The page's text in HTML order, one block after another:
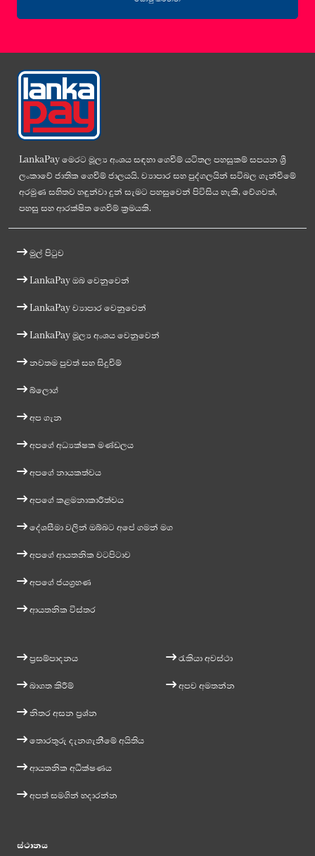
LankaPay මෙරට මූල්‍ය අංශය සඳහා ගෙවීම් යටිතල පහසුකම් සපයන ශ්‍රී
ලංකාවේ ජාතික ගෙවීම් ජාලයයි. ව්‍යාපාර සහ පුද්ගලයින් සවිබල ගැන්වීමේ
අරමුණ සහිතව හඳුන්වා දුන් සැමට පහසුවෙන් පිවිසිය හැකි, වේගවත්,
පහසු සහ ආරක්ෂිත ගෙවීම් ක්‍රමයකි.
මුල් පිටුව
LankaPay ඔබ වෙනුවෙන්
LankaPay ව්‍යාපාර වෙනුවෙන්
LankaPay මූල්‍ය අංශය වෙනුවෙන්
නවතම පුවත් සහ සිදුවීම්
බ්ලොග්
අප ගැන
අපගේ අධ්‍යක්ෂක මණ්ඩලය
අපගේ නායකත්වය
අපගේ කළමනාකාරීත්වය
දේශසීමා වලින් ඔබ්බට අපේ ගමන් මග
අපගේ ආයතනික වටපිටාව
අපගේ ජයග්‍රහණ
ආයතනික විස්තර
ප්‍රසම්පාදනය
බාගත කිරීම්
නිතර අසන ප්‍රශ්න
තොරතුරු දැනගැනීමේ අයිතිය
ආයතනික අධීක්ෂණය
අපත් සමගින් හදාරන්න
රැකියා අවස්ථා
අපව අමතන්න
ස්ථානය